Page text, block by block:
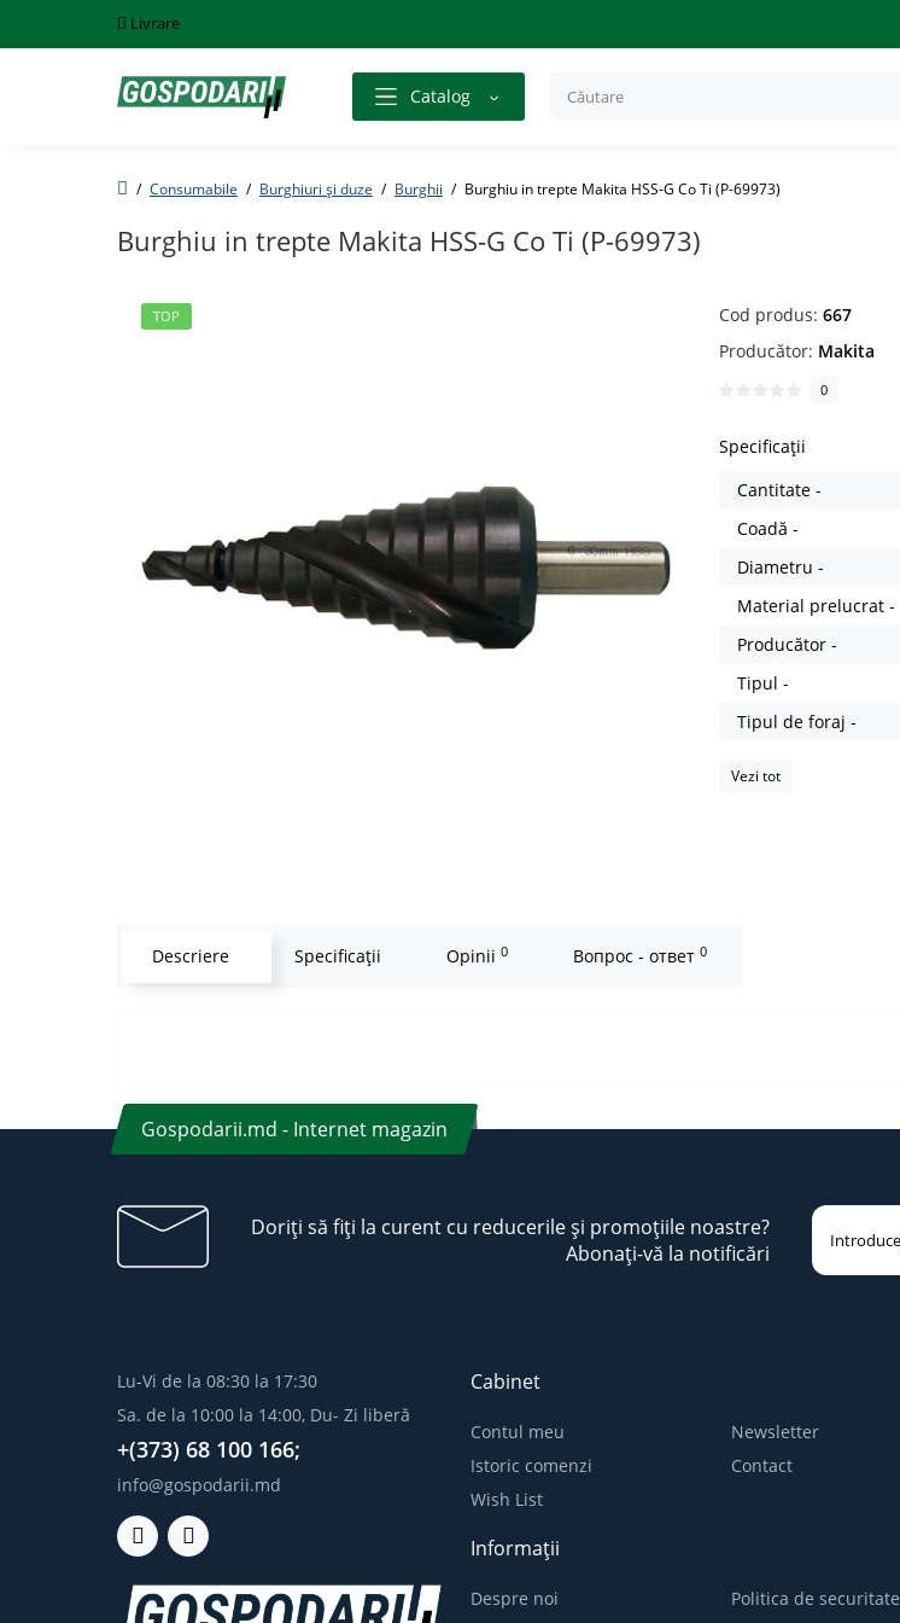
Livrare
Catalog
Consumabile Burghiuri și duze Burghii Burghiu in trepte Makita HSS-G Co Ti (P-69973)
Burghiu in trepte Makita HSS-G Co Ti (P-69973)
TOP Cod produs:667
Producător: Makita
0
Specificații
Cantitate -
Coadă -
Diametru -
Material prelucrat -
Producător -
Tipul -
Tipul de foraj -
Vezi tot
Descriere Specificaţii Opinii 0 Вопрос - ответ 0
Gospodarii.md - Internet magazin
Doriți să fiți la curent cu reducerile și promoțiile noastre?
Abonați-vă la notificări
Lu-Vi de la 08:30 la 17:30
Sa. de la 10:00 la 14:00, Du- Zi liberă
+(373) 68 100 166;
info@gospodarii.md
Cabinet
Contul meu
Istoric comenzi
Wish List
Newsletter
Contact
Informații
Despre noi
Politica de securitate